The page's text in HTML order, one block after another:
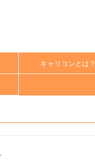
キャリコンとは？